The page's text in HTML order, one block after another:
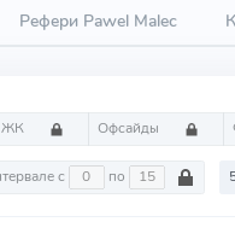
Рефери Pawel Malec
ЖК Офсайды
На интервале с по